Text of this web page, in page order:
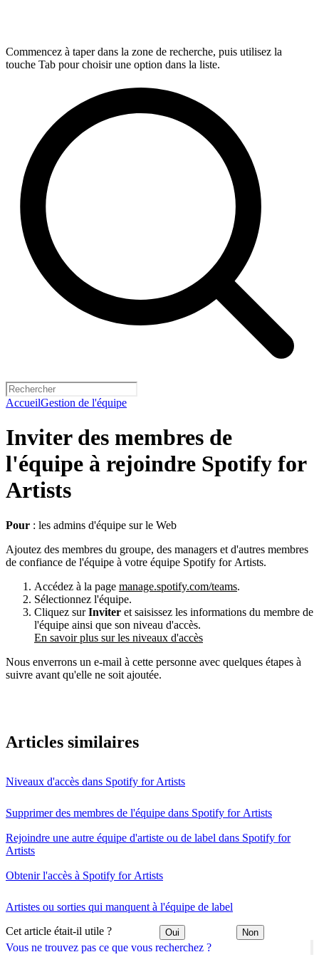
Commencez à taper dans la zone de recherche, puis utilisez la
touche Tab pour choisir une option dans la liste.
AccueilGestion de l'équipe
Vous ne trouvez pas ce que vous recherchez ?
Inviter des membres de
l'équipe à rejoindre Spotify for
Artists
Pour : les admins d'équipe sur le Web
Ajoutez des membres du groupe, des managers et d'autres membres
de confiance de l'équipe à votre équipe Spotify for Artists.
Accédez à la page manage.spotify.com/teams.
Sélectionnez l'équipe.
Cliquez surInviter et saisissez les informations du membre de
l'équipe ainsi que son niveau d'accès.
En savoir plus sur les niveaux d'accès
Nous enverrons un e-mail à cette personne avec quelques étapes à
suivre avant qu'elle ne soit ajoutée.
Articles similaires
Niveaux d'accès dans Spotify for Artists
Supprimer des membres de l'équipe dans Spotify for Artists
Rejoindre une autre équipe d'artiste ou de label dans Spotify for
Artists
Obtenir l'accès à Spotify for Artists
Artistes ou sorties qui manquent à l'équipe de label
Cet article était-il utile ? Oui Non